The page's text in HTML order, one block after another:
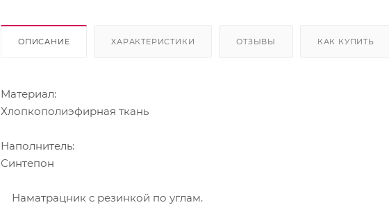
ОПИСАНИЕ ХАРАКТЕРИСТИКИ ОТЗЫВЫ КАК КУПИТЬ
Материал:
Хлопкополиэфирная ткань
Наполнитель:
Синтепон
Наматрацник с резинкой по углам.